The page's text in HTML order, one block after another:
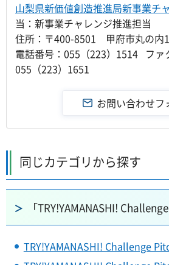
山梨県新価値創造推進局新事業チ
当：新事業チャレンジ推進担当
住所：〒400-8501 甲府市丸の内
電話番号：055（223）1514 ファ
055（223）1651
同じカテゴリから探す
「TRY!YAMANASHI!
TRY!YAMANASHI! Challenge